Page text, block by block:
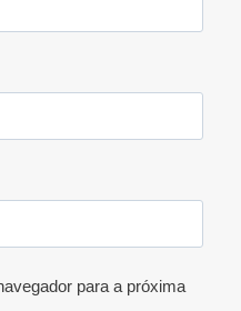
para a próxima